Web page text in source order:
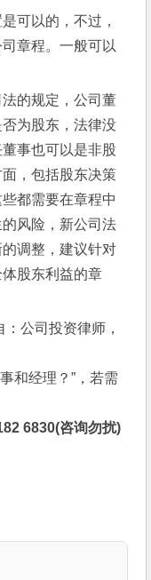
可以的，不过，
章程。一般可以
法的规定，公司董
为股东，法律没
事也可以是非股
，包括股东决策
都需要在章程中
风险，新公司法
调整，建议针对
股东利益的章
公司投资律师，
和经理？”，若需
6830(咨询勿扰)